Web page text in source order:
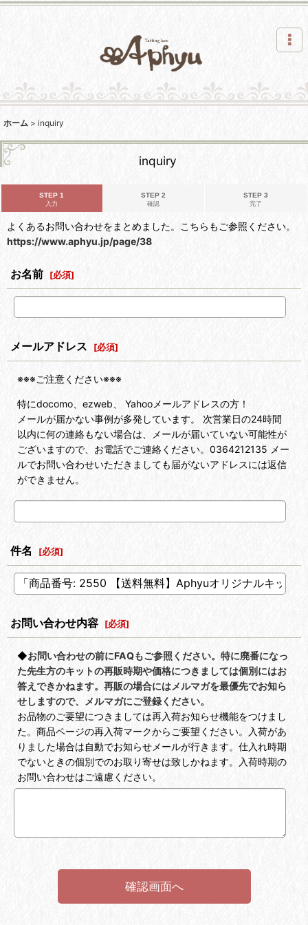
ホーム > inquiry
inquiry
STEP 1
入力
STEP 2
確認
STEP 3
完了
よくあるお問い合わせをまとめました。こちらもご参照ください。
https://www.aphyu.jp/page/38
お名前 [必須]
メールアドレス [必須]
※※※ご注意ください※※※
特にdocomo、ezweb、 Yahooメールアドレスの方！
メールが届かない事例が多発しています。 次営業日の24時間
以内に何の連絡もない場合は、メールが届いていない可能性が
ございますので、お電話でご連絡ください。0364212135 メー
ルでお問い合わせいただきましても届がないアドレスには返信
ができません。
件名 [必須]
お問い合わせ内容 [必須]
◆お問い合わせの前にFAQもご参照ください。特に廃番になっ
た先生方のキットの再販時期や価格につきましては個別にはお
答えできかねます。再販の場合にはメルマガを最優先でお知ら
せしますので、メルマガにご登録ください。
お品物のご要望につきましては再入荷お知らせ機能をつけまし
た。商品ページの再入荷マークからご要望ください。入荷があ
りました場合は自動でお知らせメールが行きます。仕入れ時期
でないときの個別でのお取り寄せは致しかねます。入荷時期の
お問い合わせはご遠慮ください。
確認画面へ